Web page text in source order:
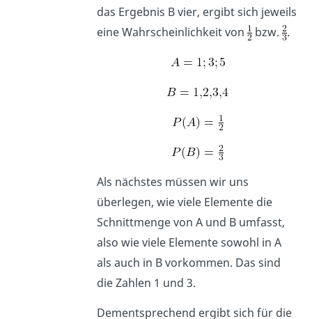
das Ergebnis B vier, ergibt sich jeweils
eine Wahrscheinlichkeit von bzw. .
Als nächstes müssen wir uns
überlegen, wie viele Elemente die
Schnittmenge von A und B umfasst,
also wie viele Elemente sowohl in A
als auch in B vorkommen. Das sind
die Zahlen 1 und 3.
Dementsprechend ergibt sich für die